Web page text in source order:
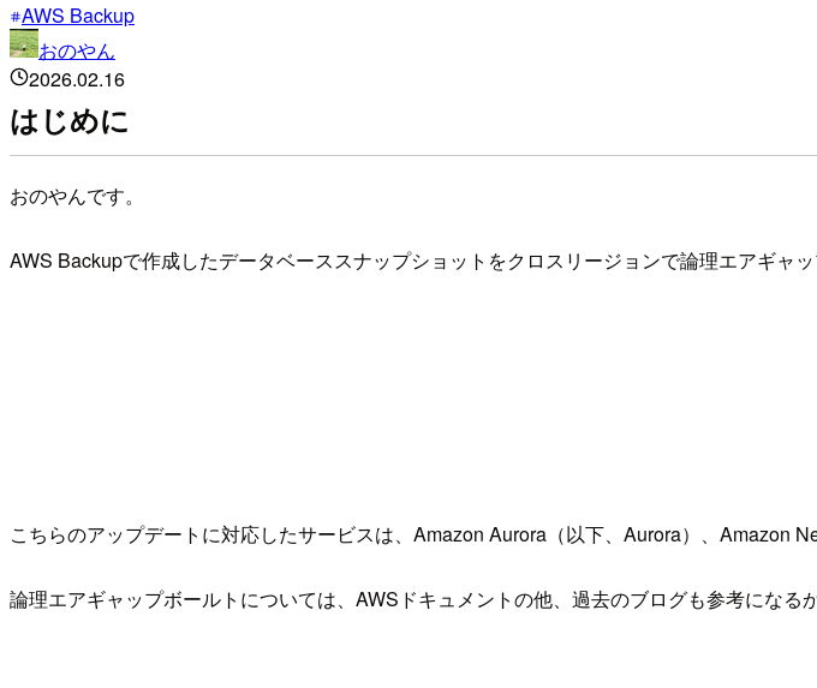
AWS Backup
おのやん
2026.02.16
はじめに
おのやんです。
AWS Backupで作成したデータベーススナップショットをクロスリージョンで論理エアギャ
こちらのアップデートに対応したサービスは、Amazon Aurora（以下、Aurora）、Amazon
論理エアギャップボールトについては、AWSドキュメントの他、過去のブログも参考になる